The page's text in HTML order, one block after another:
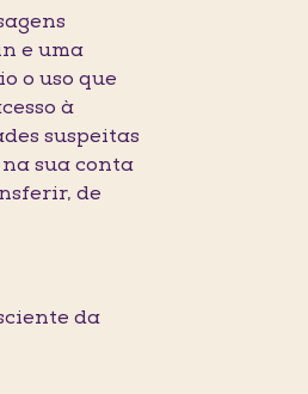
e uma
o uso que
à
suspeitas
sua conta
de
da